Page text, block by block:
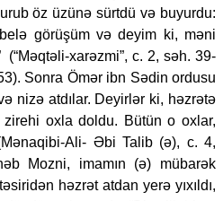
öz üzünə sürtdü və buyurdu:
görüşüm və deyim ki, məni
xarəzmi”, c. 2, səh. 39-
Sonra Ömər ibn Sədin ordusu
nizə atdılar. Deyirlər ki, həzrətə
oxla doldu. Bütün o oxlar,
Ali- Əbi Talib (ə), c. 4,
Mozni, imamın (ə) mübarək
həzrət atdan yerə yıxıldı,